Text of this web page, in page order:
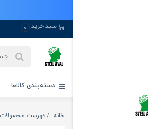
سبد خرید 0
دسته‌بندی کالاها
خانه فهرست محصولات